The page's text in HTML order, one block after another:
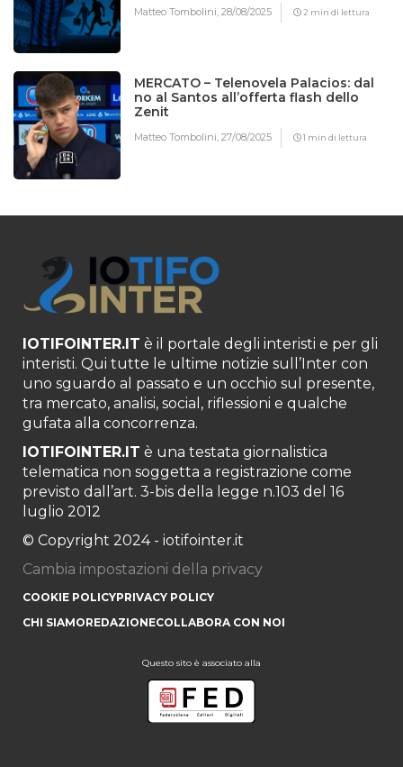
Matteo Tombolini,28/08/2025 2 min di lettura
MERCATO – Telenovela Palacios: dal
no al Santos all’offerta flash dello
Zenit
Matteo Tombolini,27/08/2025 1 min di lettura
IOTIFOINTER.IT è il portale degli interisti e per gli
interisti. Qui tutte le ultime notizie sull’Inter con
uno sguardo al passato e un occhio sul presente,
tra mercato, analisi, social, riflessioni e qualche
gufata alla concorrenza.
IOTIFOINTER.IT è una testata giornalistica
telematica non soggetta a registrazione come
previsto dall’art. 3-bis della legge n.103 del 16
luglio 2012
© Copyright 2024 - iotifointer.it
Cambia impostazioni della privacy
COOKIE POLICYPRIVACY POLICY
CHI SIAMOREDAZIONECOLLABORA CON NOI
Questo sito è associato alla